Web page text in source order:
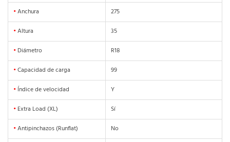
•Anchura
275
•Altura
35
• Diámetro
R18
•Capacidad de carga
99
• Índice de velocidad
Y
• Extra Load (XL)
Sí
•Antipinchazos (Runflat)
No